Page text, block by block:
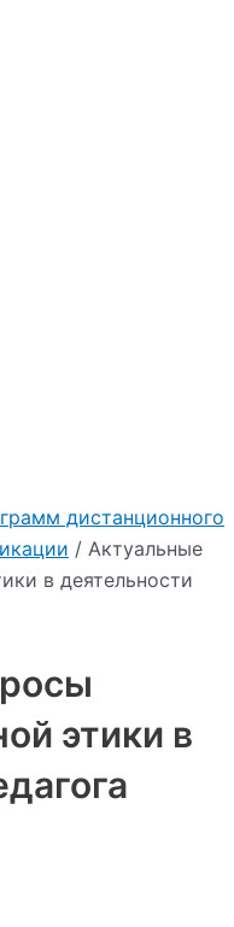
дистанционного
/ Актуальные
в деятельности
этики в